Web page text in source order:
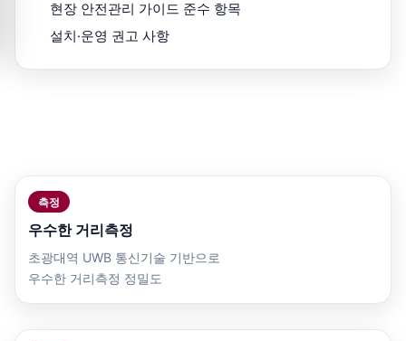
현장 안전관리 가이드 준수 항목
설치·운영 권고 사항
측정
우수한 거리측정
초광대역 UWB 통신기술 기반으로
우수한 거리측정 정밀도